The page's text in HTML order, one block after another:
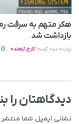
هکر متهم به سرقت
بازداشت شد
نوشته شده توسط تارخ ترهنده
دیدگاهتان را
نشانی ایمیل شما